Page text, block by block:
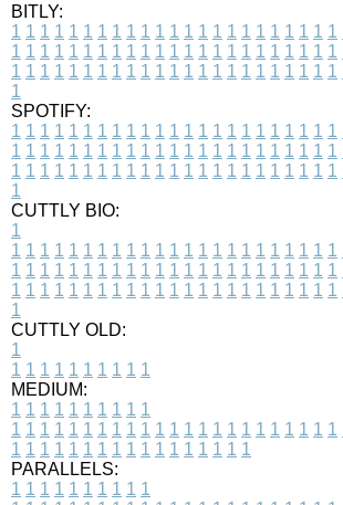
BITLY:
1 1 1 1 1 1 1 1 1 1 1 1 1 1 1 1 1 1 1 1 1 1 1
1 1 1 1 1 1 1 1 1 1 1 1 1 1 1 1 1 1 1 1 1 1 1
1 1 1 1 1 1 1 1 1 1 1 1 1 1 1 1 1 1 1 1 1 1 1
1
SPOTIFY:
1 1 1 1 1 1 1 1 1 1 1 1 1 1 1 1 1 1 1 1 1 1 1
1 1 1 1 1 1 1 1 1 1 1 1 1 1 1 1 1 1 1 1 1 1 1
1 1 1 1 1 1 1 1 1 1 1 1 1 1 1 1 1 1 1 1 1 1 1
1
CUTTLY BIO:
1
1 1 1 1 1 1 1 1 1 1 1 1 1 1 1 1 1 1 1 1 1 1 1
1 1 1 1 1 1 1 1 1 1 1 1 1 1 1 1 1 1 1 1 1 1 1
1 1 1 1 1 1 1 1 1 1 1 1 1 1 1 1 1 1 1 1 1 1 1
1
CUTTLY OLD:
1
1 1 1 1 1 1 1 1 1 1
MEDIUM:
1 1 1 1 1 1 1 1 1 1
1 1 1 1 1 1 1 1 1 1 1 1 1 1 1 1 1 1 1 1 1 1 1
1 1 1 1 1 1 1 1 1 1 1 1 1 1 1 1 1
PARALLELS:
1 1 1 1 1 1 1 1 1 1